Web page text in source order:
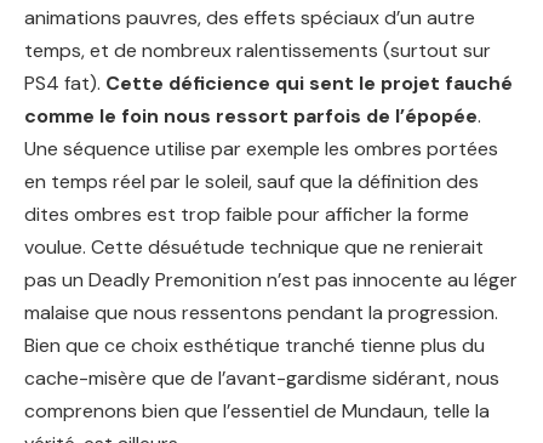
animations pauvres, des effets spéciaux d’un autre
temps, et de nombreux ralentissements (surtout sur
PS4 fat). Cette déficience qui sent le projet fauché
comme le foin nous ressort parfois de l’épopée.
Une séquence utilise par exemple les ombres portées
en temps réel par le soleil, sauf que la définition des
dites ombres est trop faible pour afficher la forme
voulue. Cette désuétude technique que ne renierait
pas un Deadly Premonition n’est pas innocente au léger
malaise que nous ressentons pendant la progression.
Bien que ce choix esthétique tranché tienne plus du
cache-misère que de l’avant-gardisme sidérant, nous
comprenons bien que l’essentiel de Mundaun, telle la